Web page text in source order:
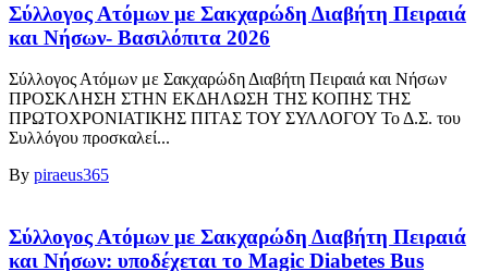
Σύλλογος Ατόμων με Σακχαρώδη Διαβήτη Πειραιά
και Νήσων- Βασιλόπιτα 2026
Σύλλογος Ατόμων με Σακχαρώδη Διαβήτη Πειραιά και Νήσων
ΠΡΟΣΚΛΗΣΗ ΣΤΗΝ ΕΚΔΗΛΩΣΗ ΤΗΣ ΚΟΠΗΣ ΤΗΣ
ΠΡΩΤΟΧΡΟΝΙΑΤΙΚΗΣ ΠΙΤΑΣ ΤΟΥ ΣΥΛΛΟΓΟΥ Το Δ.Σ. του
Συλλόγου προσκαλεί...
By piraeus365
Σύλλογος Ατόμων με Σακχαρώδη Διαβήτη Πειραιά
και Νήσων: υποδέχεται το Magic Diabetes Bus